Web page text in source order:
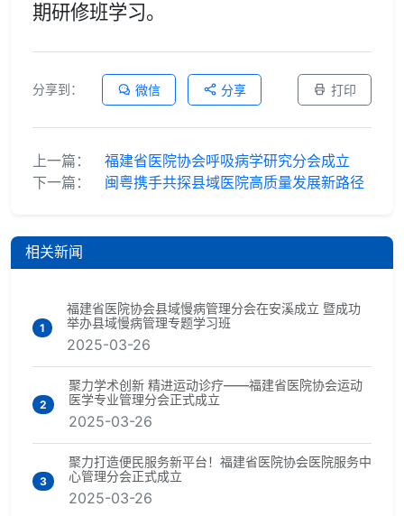
期研修班学习。
分享到： 微信 分享 打印
上一篇：
福建省医院协会呼吸病学研究分会成立
下一篇：
闽粤携手共探县域医院高质量发展新路径
相关新闻
1
福建省医院协会县域慢病管理分会在安溪成立 暨成功
举办县域慢病管理专题学习班
2025-03-26
2
聚力学术创新 精进运动诊疗——福建省医院协会运动
医学专业管理分会正式成立
2025-03-26
3
聚力打造便民服务新平台！福建省医院协会医院服务中
心管理分会正式成立
2025-03-26